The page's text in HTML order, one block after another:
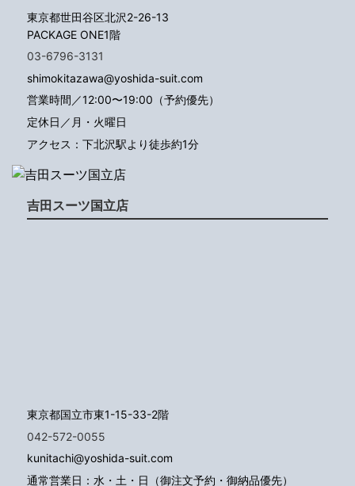
東京都世田谷区北沢2-26-13
PACKAGE ONE1階
03-6796-3131
shimokitazawa@yoshida-suit.com
営業時間／12:00〜19:00（予約優先）
定休日／月・火曜日
アクセス：下北沢駅より徒歩約1分
吉田スーツ国立店
東京都国立市東1-15-33-2階
042-572-0055
kunitachi@yoshida-suit.com
通常営業日：水・土・日（御注文予約・御納品優先）